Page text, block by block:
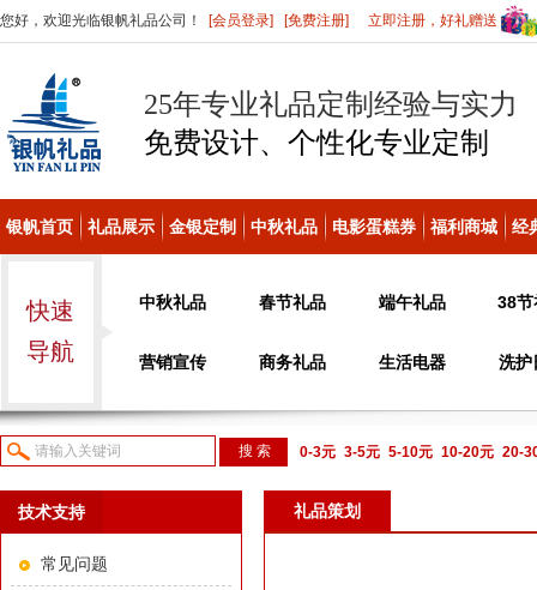
您好，欢迎光临银帆礼品公司！ [会员登录] [免费注册] 立即注册，好礼赠送
25年专业礼品定制经验与实力
免费设计、个性化专业定制
银帆首页 礼品展示 金银定制 中秋礼品 电影蛋糕券 福利商城 经
快速
导航
中秋礼品 春节礼品 端午礼品 38节
营销宣传 商务礼品 生活电器 洗护
0-3元 3-5元 5-10元 10-20元 20-
议或电话咨询
技术支持
常见问题
礼品策划